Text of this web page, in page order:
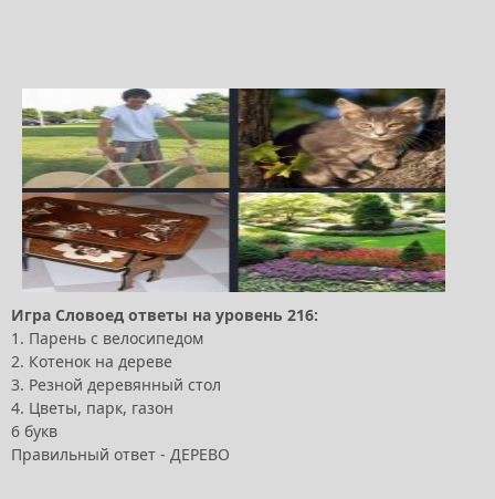
Игра Словоед ответы на уровень 216:
1. Парень с велосипедом
2. Котенок на дереве
3. Резной деревянный стол
4. Цветы, парк, газон
6 букв
Правильный ответ - ДЕРЕВО